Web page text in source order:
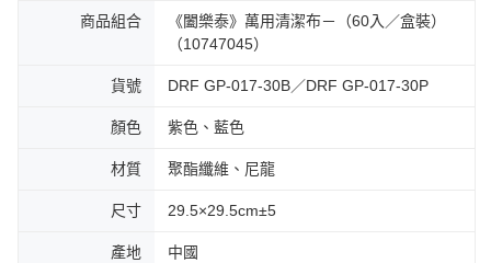
商品組合
《闔樂泰》萬用清潔布－（60入／盒裝）
（10747045）
貨號 DRF GP-017-30B／DRF GP-017-30P
顏色 紫色、藍色
材質 聚酯纖維、尼龍
尺寸 29.5×29.5cm±5
產地 中國